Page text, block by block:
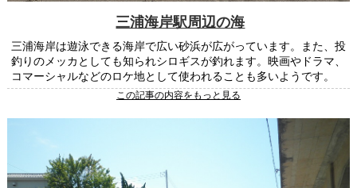
三浦海岸駅周辺の海
三浦海岸は遊泳できる海岸で広い砂浜が広がっています。また、投
釣りのメッカとしても知られシロギスが釣れます。映画やドラマ、
コマーシャルなどのロケ地として使われることも多いようです。
この記事の内容をもっと見る